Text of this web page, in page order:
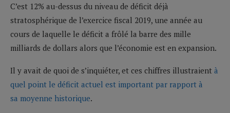
C’est 12% au-dessus du niveau de déficit déjà
stratosphérique de l’exercice fiscal 2019, une année au
cours de laquelle le déficit a frôlé la barre des mille
milliards de dollars alors que l’économie est en expansion.
Il y avait de quoi de s’inquiéter, et ces chiffres illustraient à
quel point le déficit actuel est important par rapport à
sa moyenne historique.